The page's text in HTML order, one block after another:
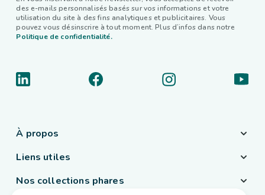
des e-mails personnalisés basés sur vos informations et votre
utilisation du site à des fins analytiques et publicitaires. Vous
pouvez vous désinscrire à tout moment. Plus d’infos dans notre
Politique de confidentialité.
À propos
Liens utiles
Nos collections phares